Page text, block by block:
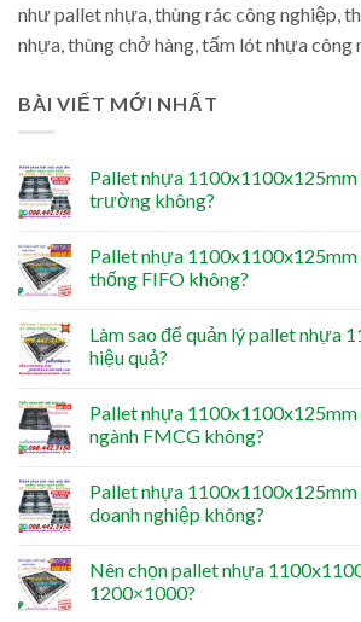
như pallet nhựa, thùng rác công nghiệp,
nhựa, thùng chở hàng, tấm lót nhựa công
BÀI VIẾT MỚI NHẤT
Pallet nhựa
trường không?
Pallet nhựa
thống FIFO không?
Làm sao để quản lý pallet nhựa
hiệu quả?
Pallet nhựa 1100x1100x125mm
ngành FMCG không?
Pallet nhựa
doanh nghiệp không?
Nên chọn pallet nhựa
1200×1000?